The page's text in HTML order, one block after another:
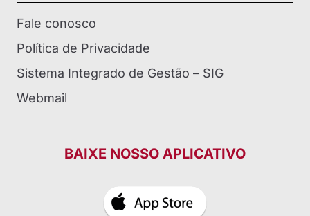
Fale conosco
Política de Privacidade
Sistema Integrado de Gestão – SIG
Webmail
BAIXE NOSSO APLICATIVO